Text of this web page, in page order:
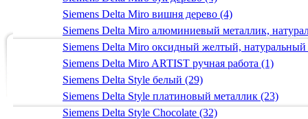
Siemens Delta Miro вишня дерево (4)
Siemens Delta Miro алюминиевый металлик,
Siemens Delta Miro оксидный желтый,
Siemens Delta Miro ARTIST ручная работа (1)
Siemens Delta Style белый (29)
Siemens Delta Style платиновый металлик (23)
Siemens Delta Style Chocolate (32)